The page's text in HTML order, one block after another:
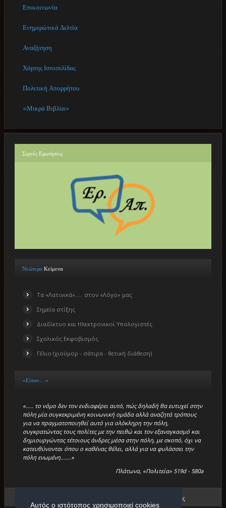
Επικοινωνία
Ενημερώτικά Δελτία
Αναζήτηση
Χάρτης Ιστοσελίδας
Πολιτική Απορρήτου
«Μικρά Βιβλία»
Συχνές Ερωτήσεις
Νεώτερα Κείμενα
Τα «Λατινικά»….. στον «Λόγο» μας
Σημεία στίξης
Διαδίκτυο και Ηλεκτρονικοί Υπολογιστές
Σχολικός Εκφοβισμός
Γέλιο (χιούμορ - σάτιρα - θετική διάθεση)
«Είπαν…..»
«….. το νόμο δεν τον ενδιαφέρει αυτό, πώς δηλαδή θα ευτυχεί στην
πόλη μία συγκεκριμένη κοινωνική ομάδα αλλά αναζητά τρόπους
για να πραγματοποιηθεί αυτό για ολόκληρη την πόλη,
συγκρατώντας τους πολίτες με την πειθώ και τον εξαναγκασμό και
δημιουργώντας τέτοιους άνδρες μέσα στην πόλη, με σκοπό, όχι να
κατευθύνονται όπου ο καθένας θέλει, αλλά για να φυλάσσει την
πόλη ενωμένη…….»
Πλάτωνα, «Πολιτεία» 519d - 580a
Σωστό - Λάθος
Αυτός ο ιστότοπος χρησιμοποιεί cookies